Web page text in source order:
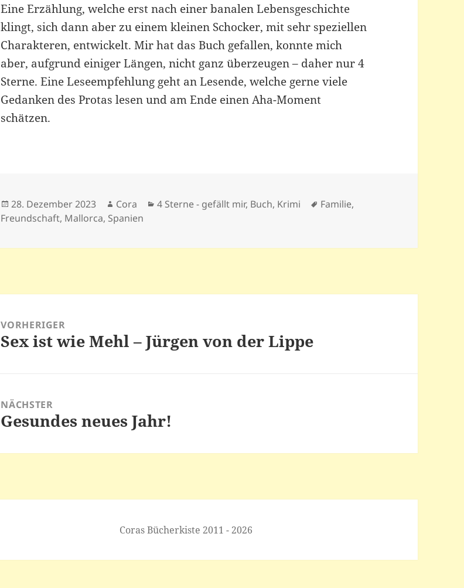
Eine Erzählung, welche erst nach einer banalen Lebensgeschichte
klingt, sich dann aber zu einem kleinen Schocker, mit sehr speziellen
Charakteren, entwickelt. Mir hat das Buch gefallen, konnte mich
aber, aufgrund einiger Längen, nicht ganz überzeugen – daher nur 4
Sterne. Eine Leseempfehlung geht an Lesende, welche gerne viele
Gedanken des Protas lesen und am Ende einen Aha-Moment
schätzen.
Veröffentlicht
am
28. Dezember 2023 Autor
Cora Kategorien
4 Sterne - gefällt mir, Buch, Krimi Schlagwörter
Familie,
Freundschaft, Mallorca, Spanien
VORHERIGER
Vorheriger
Sex ist wie Mehl – Jürgen von der Lippe
NÄCHSTER
Nächster
Gesundes neues Jahr!
Coras Bücherkiste 2011 - 2026